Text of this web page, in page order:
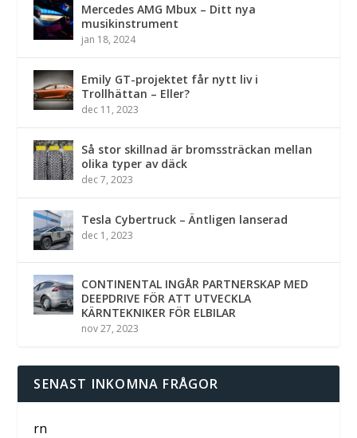
Mercedes AMG Mbux – Ditt nya
musikinstrument
jan 18, 2024
Emily GT-projektet får nytt liv i
Trollhättan – Eller?
dec 11, 2023
Så stor skillnad är bromssträckan mellan
olika typer av däck
dec 7, 2023
Tesla Cybertruck – Äntligen lanserad
dec 1, 2023
CONTINENTAL INGÅR PARTNERSKAP MED
DEEPDRIVE FÖR ATT UTVECKLA
KÄRNTEKNIKER FÖR ELBILAR
nov 27, 2023
SENAST INKOMNA FRÅGOR
rn